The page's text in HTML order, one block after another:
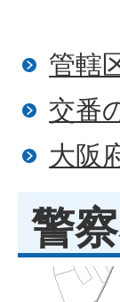
管轄
交番
大阪
警